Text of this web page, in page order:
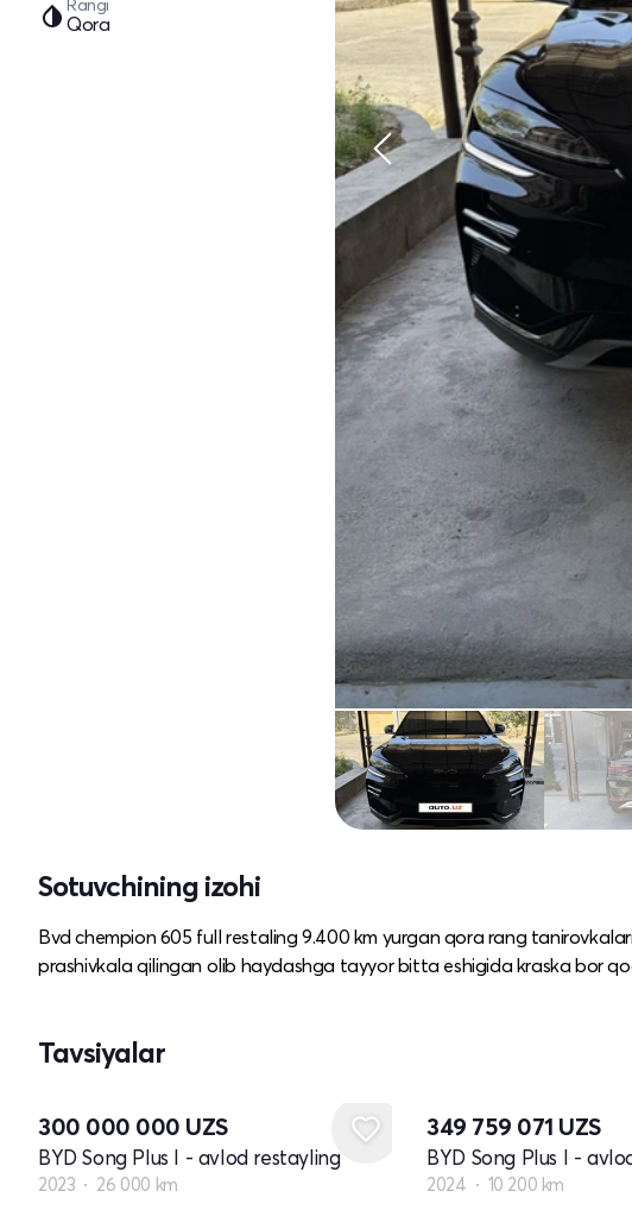
Rangi
Qora
Sotuvchining izohi
Bvd chempion 605 full restaling 9.400 km yurgan qora rang
prashivkala qilingan olib haydashga tayyor bitta eshigida kraska bor
Tavsiyalar
300 000 000 UZS
BYD Song Plus I - avlod restayling
2023 26 000 km
349 759 071 UZS
BYD Song Plus I -
2024 10 200 km